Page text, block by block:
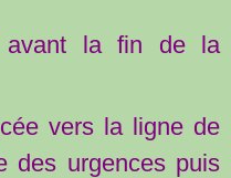
avant la fin de la
vers la ligne de
des urgences puis